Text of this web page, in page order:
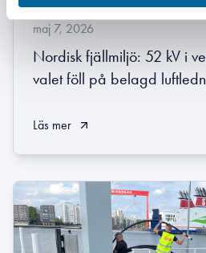
maj 7, 2026
Nordisk fjällmiljö: 52 kV i
valet föll på belagd
Läs mer